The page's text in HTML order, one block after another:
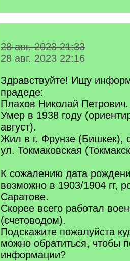
28 авг. 2023 21:33
28 авг. 2023 22:16
Здравствуйте! Ищу
прадеде:
Плахов Николай Петрович.
Умер в 1938 году
август).
Жил в г. Фрунзе (Бишкек),
ул. Токмаковская
К сожалению дата
возможно в 1903/1904 гг,
Саратове.
Скорее всего работал
(счетоводом).
Подскажите пожалуйста
можно обратиться, чтобы
информации?